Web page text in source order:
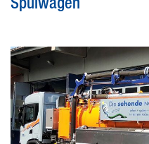
Spülwagen